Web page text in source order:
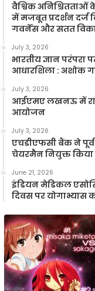
वैश्विक अनिश्चितताओं
में मजबूत प्रदर्शन दर्ज
गवर्नेंस और सतत
July 3, 2026
भारतीय ज्ञान परंपरा
आधारशिला : अशोक
July 3, 2026
आईएमए लखनऊ में
आयोजन
July 3, 2026
एचडीएफसी बैंक ने पूर्व
चेयरमैन नियुक्त किया
June 21, 2026
इंडियन मेडिकल
दिवस पर योगाभ्यास